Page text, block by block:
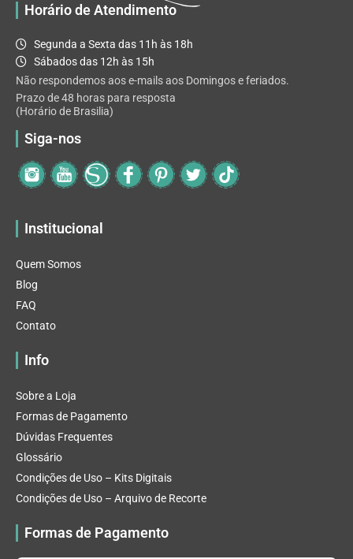
Horário de Atendimento
Segunda a Sexta das 11h às 18h
Sábados das 12h às 15h
Não respondemos aos e-mails aos Domingos e feriados.
Prazo de 48 horas para resposta
(Horário de Brasilia)
Siga-nos
Institucional
Quem Somos
Blog
FAQ
Contato
Info
Sobre a Loja
Formas de Pagamento
Dúvidas Frequentes
Glossário
Condições de Uso – Kits Digitais
Condições de Uso – Arquivo de Recorte
Formas de Pagamento